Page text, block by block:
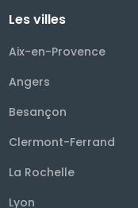
Les villes
Aix-en-Provence
Angers
Besançon
Clermont-Ferrand
La Rochelle
Lyon